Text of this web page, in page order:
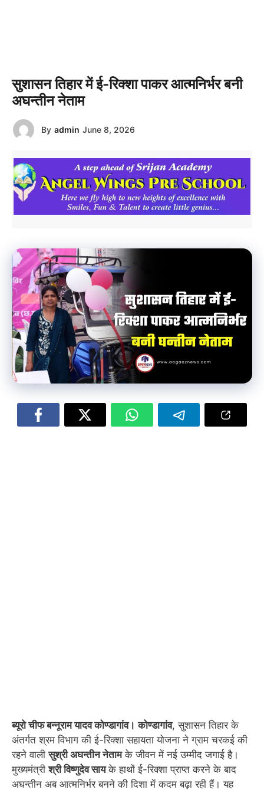
सुशासन तिहार में ई-रिक्शा पाकर आत्मनिर्भर बनी
अघन्तीन नेताम
By admin June 8, 2026
ब्यूरो चीफ बन्नूराम यादव कोण्डागांव। कोण्डागांव, सुशासन तिहार के
अंतर्गत श्रम विभाग की ई-रिक्शा सहायता योजना ने ग्राम चरकई की
रहने वालीसुश्री अघन्तीन नेतामके जीवन में नई उम्मीद जगाई है।
मुख्यमंत्रीश्री विष्णुदेव सायके हाथों ई-रिक्शा प्राप्त करने के बाद
अघन्तीन अब आत्मनिर्भर बनने की दिशा में कदम बढ़ा रही हैं। यह